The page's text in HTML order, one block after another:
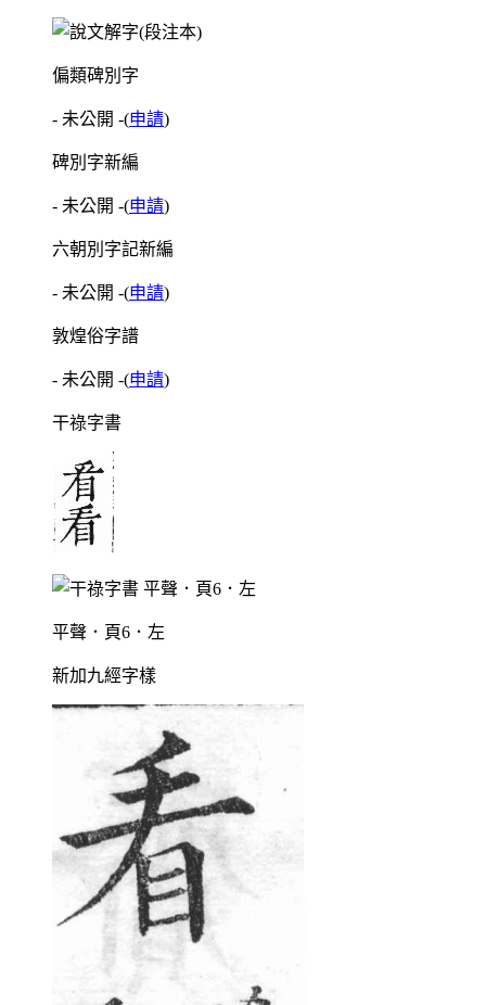
偏類碑別字
- 未公開 -(申請)
碑別字新編
- 未公開 -(申請)
六朝別字記新編
- 未公開 -(申請)
敦煌俗字譜
- 未公開 -(申請)
干祿字書
平聲．頁6．左
新加九經字樣